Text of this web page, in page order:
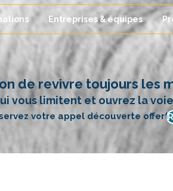
Entreprises & équipes
de revivre toujours les
vous limitent et ouvrez la
votre appel découverte offert.